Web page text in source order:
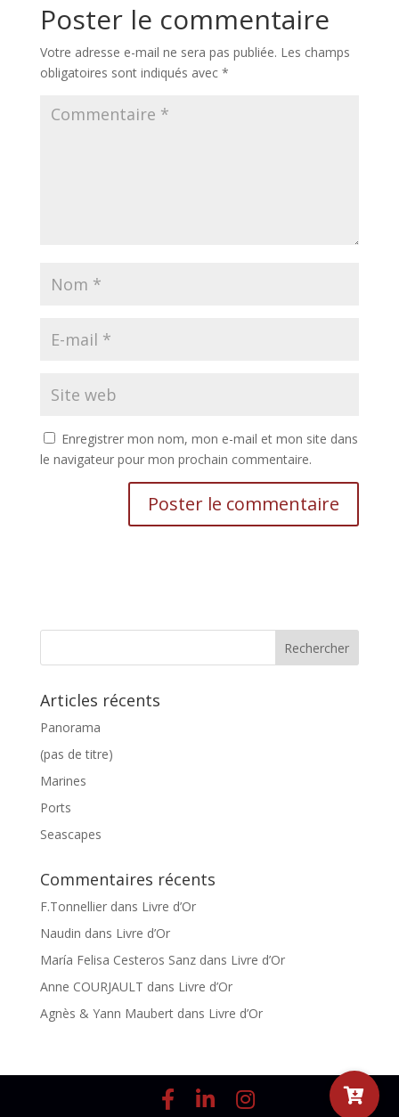
Poster le commentaire
Votre adresse e-mail ne sera pas publiée. Les champs
obligatoires sont indiqués avec *
Enregistrer mon nom, mon e-mail et mon site dans
le navigateur pour mon prochain commentaire.
Articles récents
Panorama
(pas de titre)
Marines
Ports
Seascapes
Commentaires récents
F.Tonnellierdans Livre d’Or
Naudin dans Livre d’Or
María Felisa Cesteros Sanzdans Livre d’Or
Anne COURJAULT dans Livre d’Or
Agnès & Yann Maubertdans Livre d’Or